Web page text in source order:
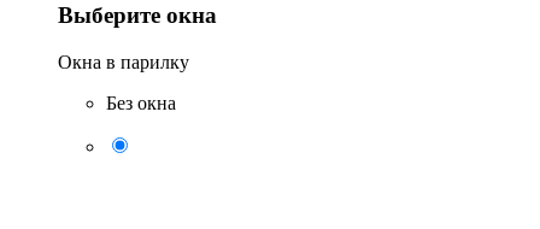
Выберите окна
Окна в парилку
Без окна